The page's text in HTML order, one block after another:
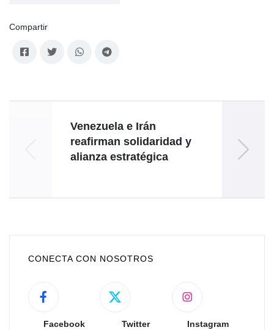
Compartir
Venezuela e Irán
reafirman solidaridad y
alianza estratégica
8 mil
CONECTA CON NOSOTROS
Facebook Twitter Instagram